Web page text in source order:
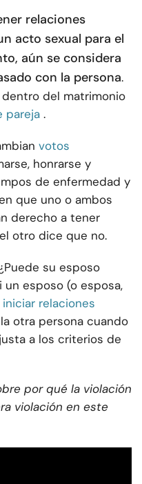
relaciones
acto sexual para el
aún se considera
con la persona.
dentro del matrimonio
pareja .
votos
honrarse y
de enfermedad y
que uno o ambos
derecho a tener
otro dice que no.
su esposo
un esposo (o esposa,
iniciar relaciones
otra persona cuando
a los criterios de
por qué la violación
violación en este